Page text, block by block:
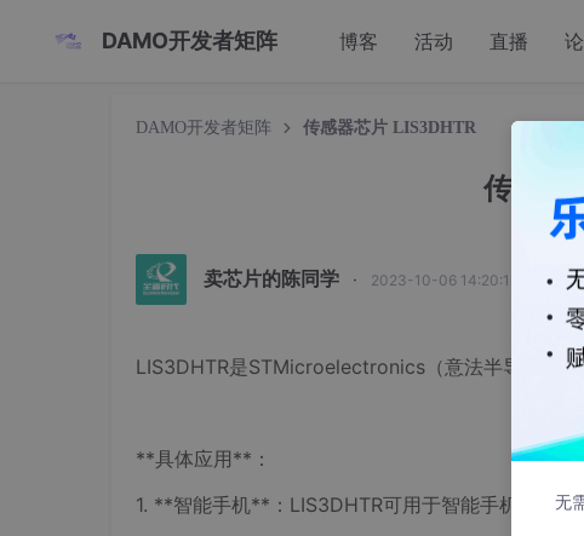
DAMO开发者矩阵 博客 活动 直播
DAMO开发者矩阵 传感器芯片 LIS3DHTR
传感器
卖芯片的陈同学 · 2023-10-06 14:20:12 发布
LIS3DHTR是STMicroelectronics（意法半导体）
**具体应用**：
1. **智能手机**：LIS3DHTR可用于智能手机中，无